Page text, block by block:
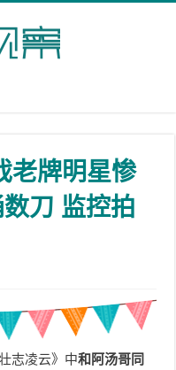
老牌明星惨
刀 监控拍
志凌云》中和阿汤哥同